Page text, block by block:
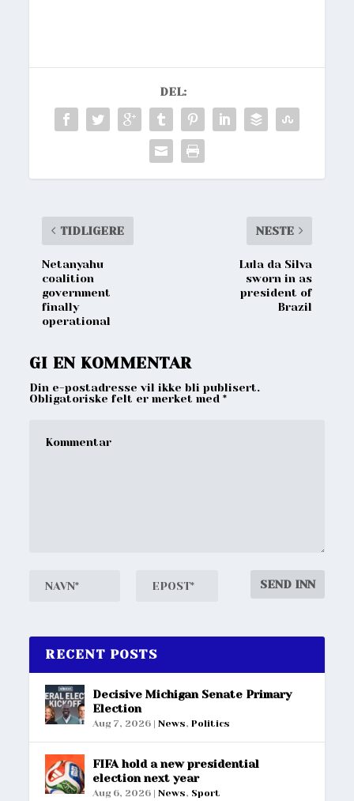
DEL:
TIDLIGERE
Netanyahu
coalition
government
finally
operational
NESTE
Lula da Silva
sworn in as
president of
Brazil
GI EN KOMMENTAR
Din e-postadresse vil ikke bli publisert.
Obligatoriske felt er merket med*
RECENT POSTS
Decisive Michigan Senate Primary
Election
Aug 7, 2026 |News,Politics
FIFA hold a new presidential
election next year
Aug 6, 2026 |News, Sport